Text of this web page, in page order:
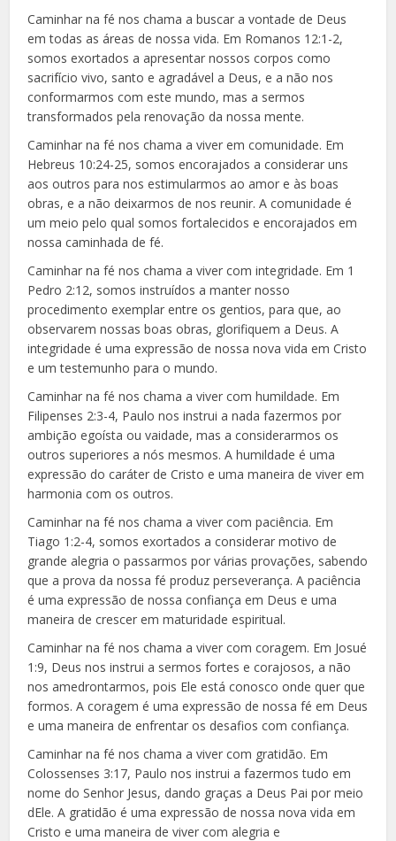
Caminhar na fé nos chama a buscar a vontade de Deus
em todas as áreas de nossa vida. Em Romanos 12:1-2,
somos exortados a apresentar nossos corpos como
sacrifício vivo, santo e agradável a Deus, e a não nos
conformarmos com este mundo, mas a sermos
transformados pela renovação da nossa mente.
Caminhar na fé nos chama a viver em comunidade. Em
Hebreus 10:24-25, somos encorajados a considerar uns
aos outros para nos estimularmos ao amor e às boas
obras, e a não deixarmos de nos reunir. A comunidade é
um meio pelo qual somos fortalecidos e encorajados em
nossa caminhada de fé.
Caminhar na fé nos chama a viver com integridade. Em 1
Pedro 2:12, somos instruídos a manter nosso
procedimento exemplar entre os gentios, para que, ao
observarem nossas boas obras, glorifiquem a Deus. A
integridade é uma expressão de nossa nova vida em Cristo
e um testemunho para o mundo.
Caminhar na fé nos chama a viver com humildade. Em
Filipenses 2:3-4, Paulo nos instrui a nada fazermos por
ambição egoísta ou vaidade, mas a considerarmos os
outros superiores a nós mesmos. A humildade é uma
expressão do caráter de Cristo e uma maneira de viver em
harmonia com os outros.
Caminhar na fé nos chama a viver com paciência. Em
Tiago 1:2-4, somos exortados a considerar motivo de
grande alegria o passarmos por várias provações, sabendo
que a prova da nossa fé produz perseverança. A paciência
é uma expressão de nossa confiança em Deus e uma
maneira de crescer em maturidade espiritual.
Caminhar na fé nos chama a viver com coragem. Em Josué
1:9, Deus nos instrui a sermos fortes e corajosos, a não
nos amedrontarmos, pois Ele está conosco onde quer que
formos. A coragem é uma expressão de nossa fé em Deus
e uma maneira de enfrentar os desafios com confiança.
Caminhar na fé nos chama a viver com gratidão. Em
Colossenses 3:17, Paulo nos instrui a fazermos tudo em
nome do Senhor Jesus, dando graças a Deus Pai por meio
dEle. A gratidão é uma expressão de nossa nova vida em
Cristo e uma maneira de viver com alegria e